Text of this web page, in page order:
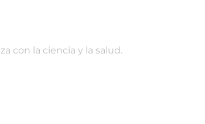
con la ciencia y la salud.